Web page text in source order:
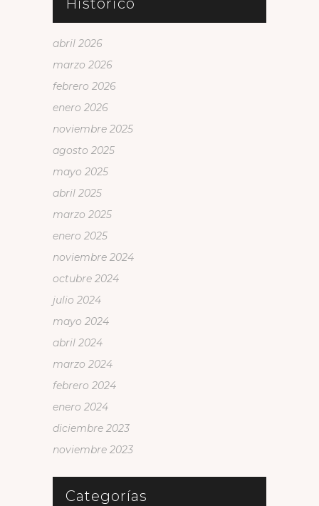
Histórico
abril 2026
marzo 2026
febrero 2026
enero 2026
noviembre 2025
agosto 2025
mayo 2025
abril 2025
marzo 2025
enero 2025
noviembre 2024
octubre 2024
julio 2024
mayo 2024
abril 2024
marzo 2024
febrero 2024
enero 2024
diciembre 2023
noviembre 2023
Categorías